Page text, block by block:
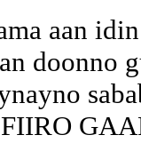
aan
doonno